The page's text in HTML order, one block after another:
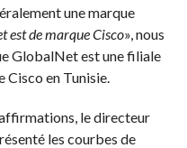
une marque
est de marque Cisco», nous
GlobalNet est une filiale
Cisco en Tunisie.
le directeur
les courbes de